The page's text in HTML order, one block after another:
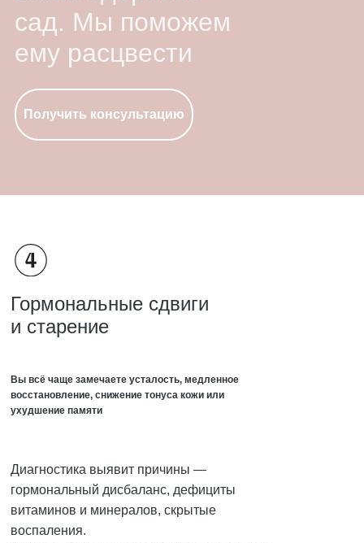
сад. Мы поможем
ему расцвести
Получить консультацию
Гормональные сдвиги
и старение
Вы всё чаще замечаете усталость, медленное
восстановление, снижение тонуса кожи или
ухудшение памяти
Диагностика выявит причины —
гормональный дисбаланс, дефициты
витаминов и минералов, скрытые
воспаления.